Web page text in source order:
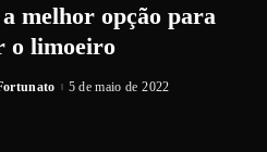
melhor opção para
o limoeiro
5 de maio de 2022